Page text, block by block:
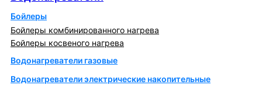
Бойлеры
Бойлеры комбинированного нагрева
Бойлеры косвеного нагрева
Водонагреватели газовые
Водонагреватели электрические накопительные